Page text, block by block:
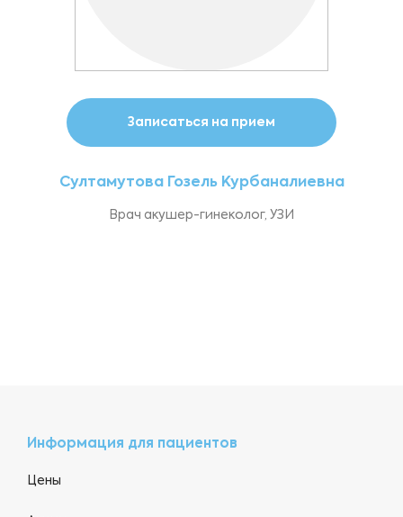
Записаться на прием
Султамутова Гозель Курбаналиевна
Врач акушер-гинеколог, УЗИ
Информация для пациентов
Цены